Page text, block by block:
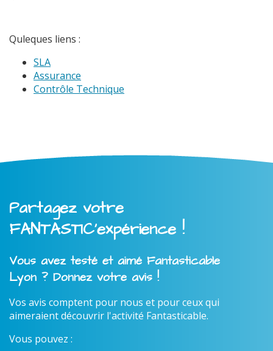
Quleques liens :
SLA
Assurance
Contrôle Technique
Partagez votre
FANTASTIC'expérience !
Vous avez testé et aimé Fantasticable
Lyon ? Donnez votre avis !
Vos avis comptent pour nous et pour ceux qui
aimeraient découvrir l'activité Fantasticable.
Vous pouvez :